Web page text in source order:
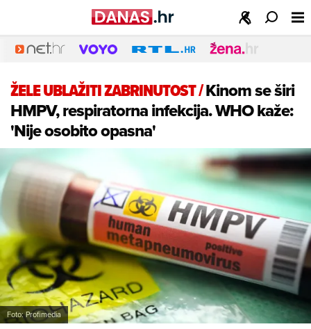
ŽELE UBLAŽITI ZABRINUTOST/Kinom se širi
HMPV, respiratorna infekcija. WHO kaže:
'Nije osobito opasna'
Foto: Profimedia